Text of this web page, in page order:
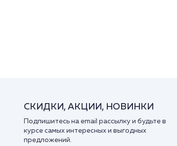
СКИДКИ, АКЦИИ, НОВИНКИ
Подпишитесь на email рассылку и будьте в
курсе самых интересных и выгодных
предложений.